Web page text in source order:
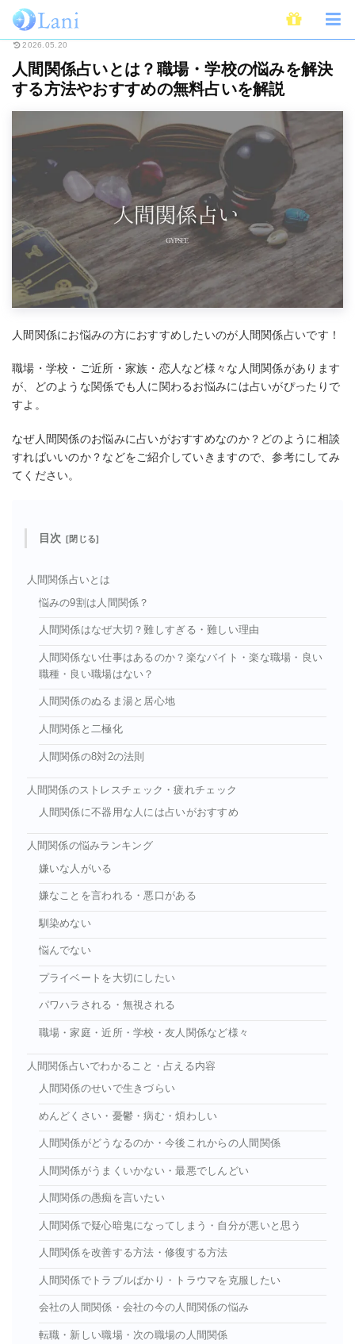
ホーム 占い 人間関係占いとは？職場・学校の悩みを解決する方法やおす
2026.05.20
人間関係占いとは？職場・学校の悩みを解決
する方法やおすすめの無料占いを解説
人間関係にお悩みの方におすすめしたいのが人間関係占いです！
職場・学校・ご近所・家族・恋人など様々な人間関係があります
が、どのような関係でも人に関わるお悩みには占いがぴったりで
すよ。
なぜ人間関係のお悩みに占いがおすすめなのか？どのように相談
すればいいのか？などをご紹介していきますので、参考にしてみ
てください。
目次
人間関係占いとは
悩みの9割は人間関係？
人間関係はなぜ大切？難しすぎる・難しい理由
人間関係ない仕事はあるのか？楽なバイト・楽な職場・良い
職種・良い職場はない？
人間関係のぬるま湯と居心地
人間関係と二極化
人間関係の8対2の法則
人間関係のストレスチェック・疲れチェック
人間関係に不器用な人には占いがおすすめ
人間関係の悩みランキング
嫌いな人がいる
嫌なことを言われる・悪口がある
馴染めない
悩んでない
プライベートを大切にしたい
パワハラされる・無視される
職場・家庭・近所・学校・友人関係など様々
人間関係占いでわかること・占える内容
人間関係のせいで生きづらい
めんどくさい・憂鬱・病む・煩わしい
人間関係がどうなるのか・今後これからの人間関係
人間関係がうまくいかない・最悪でしんどい
人間関係の愚痴を言いたい
人間関係で疑心暗鬼になってしまう・自分が悪いと思う
人間関係を改善する方法・修復する方法
人間関係でトラブルばかり・トラウマを克服したい
会社の人間関係・会社の今の人間関係の悩み
転職・新しい職場・次の職場の人間関係